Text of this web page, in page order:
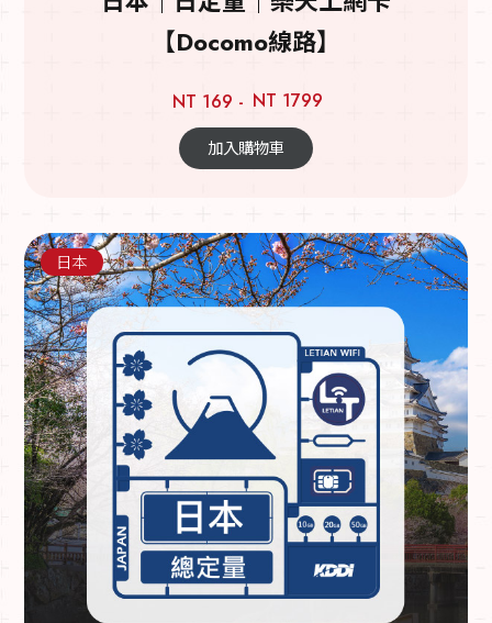
【Docomo線路】
NT 169 - NT 1799
加入購物車
日本